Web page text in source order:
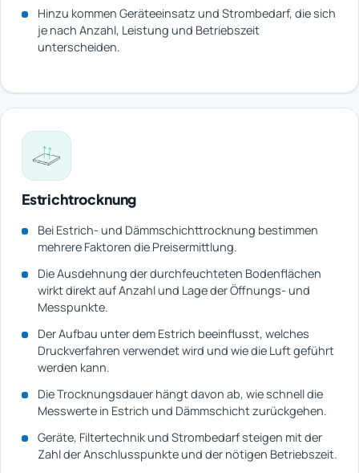
Hinzu kommen Geräteeinsatz und Strombedarf, die sich
je nach Anzahl, Leistung und Betriebszeit
unterscheiden.
Estrichtrocknung
Bei Estrich- und Dämmschichttrocknung bestimmen
mehrere Faktoren die Preisermittlung.
Die Ausdehnung der durchfeuchteten Bodenflächen
wirkt direkt auf Anzahl und Lage der Öffnungs- und
Messpunkte.
Der Aufbau unter dem Estrich beeinflusst, welches
Druckverfahren verwendet wird und wie die Luft geführt
werden kann.
Die Trocknungsdauer hängt davon ab, wie schnell die
Messwerte in Estrich und Dämmschicht zurückgehen.
Geräte, Filtertechnik und Strombedarf steigen mit der
Zahl der Anschlusspunkte und der nötigen Betriebszeit.